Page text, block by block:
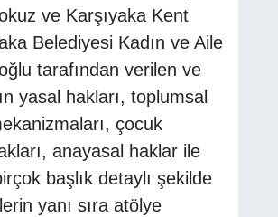
ve Karşıyaka Kent
Belediyesi Kadın ve Aile
tarafından verilen ve
yasal hakları, toplumsal
çocuk
anayasal haklar ile
başlık detaylı şekilde
yanı sıra atölye